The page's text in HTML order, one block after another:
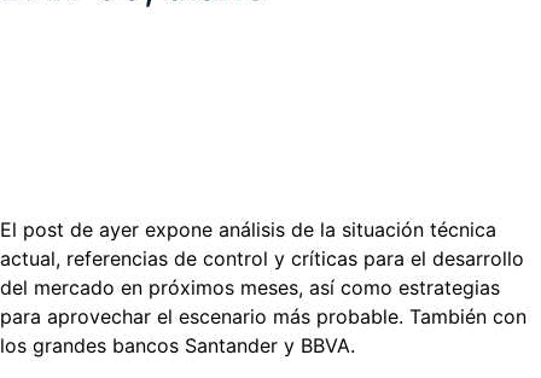
El post de ayer expone análisis de la situación técnica
actual, referencias de control y críticas para el desarrollo
del mercado en próximos meses, así como estrategias
para aprovechar el escenario más probable. También con
los grandes bancos Santander y BBVA.